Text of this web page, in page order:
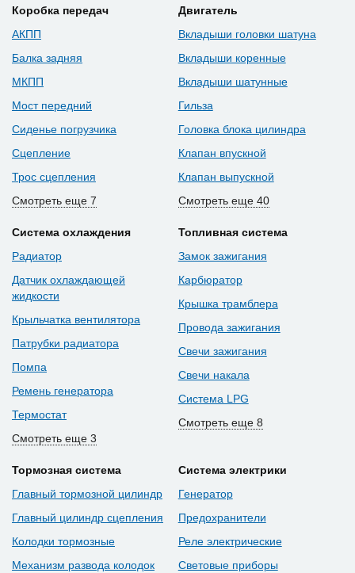
Коробка передач
АКПП
Балка задняя
МКПП
Мост передний
Сиденье погрузчика
Сцепление
Трос сцепления
Смотреть еще 7
Двигатель
Вкладыши головки шатуна
Вкладыши коренные
Вкладыши шатунные
Гильза
Головка блока цилиндра
Клапан впускной
Клапан выпускной
Смотреть еще 40
Система охлаждения
Радиатор
Датчик охлаждающей
жидкости
Крыльчатка вентилятора
Патрубки радиатора
Помпа
Ремень генератора
Термостат
Смотреть еще 3
Топливная система
Замок зажигания
Карбюратор
Крышка трамблера
Провода зажигания
Свечи зажигания
Свечи накала
Система LPG
Смотреть еще 8
Тормозная система
Главный тормозной цилиндр
Главный цилиндр сцепления
Колодки тормозные
Механизм развода колодок
Система электрики
Генератор
Предохранители
Реле электрические
Световые приборы